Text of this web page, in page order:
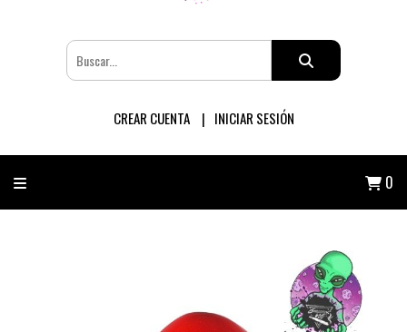
CREAR CUENTA INICIAR SESIÓN
0